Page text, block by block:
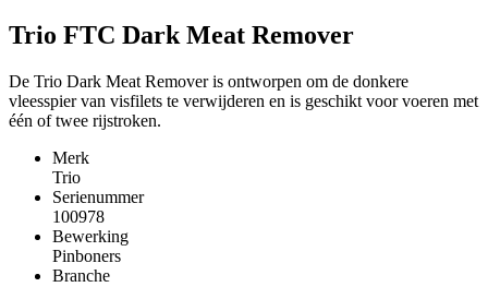
Trio FTC Dark Meat Remover
De Trio Dark Meat Remover is ontworpen om de donkere
vleesspier van visfilets te verwijderen en is geschikt voor voeren met
één of twee rijstroken.
Merk
Trio
Serienummer
100978
Bewerking
Pinboners
Branche